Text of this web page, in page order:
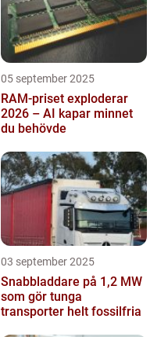
05 september 2025
RAM-priset exploderar
2026 – AI kapar minnet
du behövde
03 september 2025
Snabbladdare på 1,2 MW
som gör tunga
transporter helt fossilfria